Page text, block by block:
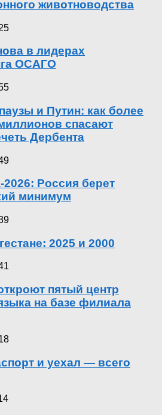
животноводства
в лидерах
ОСАГО
и Путин: как более
спасают
Дербента
Россия берет
минимум
2025 и 2000
пятый центр
на базе филиала
и уехал — всего